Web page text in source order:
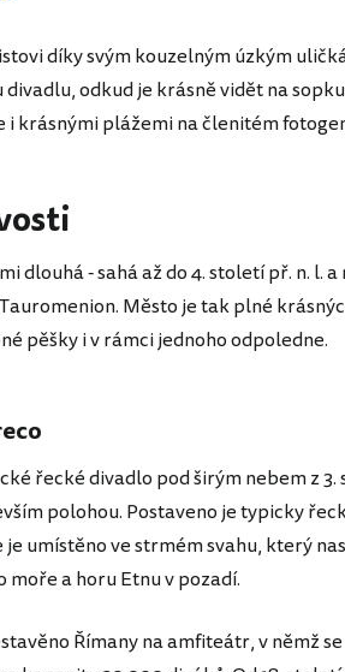
díky svým kouzelným úzkým
odkud je krásně vidět na
i krásnými plážemi na členitém
dlouhá - sahá až do 4. století př. n. l.
Město je tak plné
pěšky i v rámci jednoho odpoledne.
řecké divadlo pod širým nebem z 3.
polohou. Postaveno je typicky
umístěno ve strmém svahu, který
a horu Etnu v pozadí.
Římany na amfiteátr, v němž